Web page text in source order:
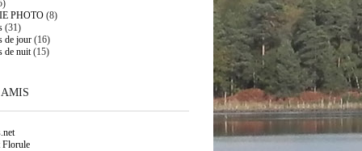
PHOTO(8)
(31)
de jour(16)
de nuit(15)
Florule